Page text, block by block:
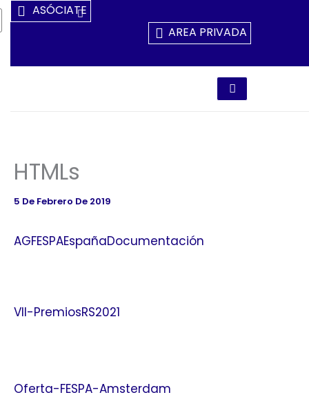
Ir
Al
ASÓCIATE
AREA PRIVADA
HTMLs
5 De Febrero De 2019
AGFESPAEspañaDocumentación
VII-PremiosRS2021
Oferta-FESPA-Amsterdam